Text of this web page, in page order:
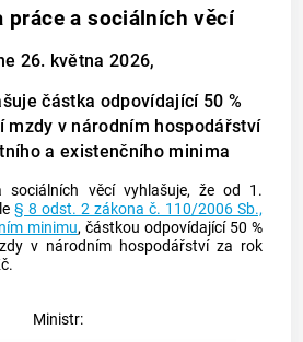
práce a sociálních věcí
26. května 2026,
částka odpovídající 50 %
mzdy v národním hospodářství
a existenčního minima
sociálních věcí vyhlašuje, že od 1.
§ 8 odst. 2 zákona č. 110/2006 Sb.,
minimu, částkou odpovídající 50 %
v národním hospodářství za rok
Ministr: